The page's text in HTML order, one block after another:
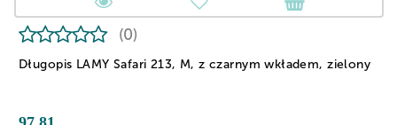
Długopis LAMY Safari 213, M, z czarnym wkładem, zielony
(0)